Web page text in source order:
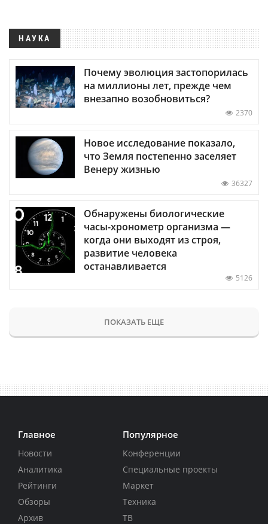
НАУКА
Почему эволюция застопорилась
на миллионы лет, прежде чем
внезапно возобновиться?
2370
Новое исследование показало,
что Земля постепенно заселяет
Венеру жизнью
36327
Обнаружены биологические
часы-хронометр организма —
когда они выходят из строя,
развитие человека
останавливается
5126
ПОКАЗАТЬ ЕЩЕ
Главное
Новости
Аналитика
Рейтинги
Обзоры
Архив
Популярное
Конференции
Специальные проекты
Маркет
Техника
ТВ